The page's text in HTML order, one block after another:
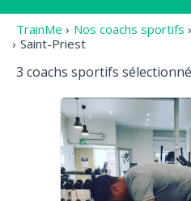
TrainMe › Nos coachs sportifs ›
› Saint-Priest
3 coachs sportifs